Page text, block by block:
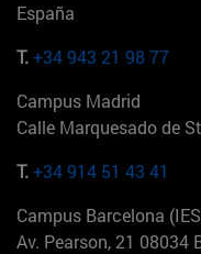
España
T.+34 943 21 98 77
Campus Madrid
Calle Marquesado de
T.+34 914 51 43 41
Campus Barcelona
Av. Pearson, 21 08034